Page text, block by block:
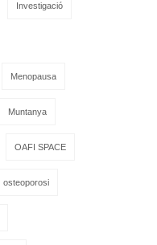
Investigació
Menopausa
Muntanya
OAFI SPACE
osteoporosi